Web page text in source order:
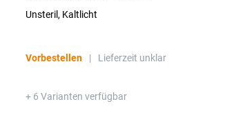
Unsteril, Kaltlicht
Vorbestellen | Lieferzeit unklar
+ 6 Varianten verfügbar